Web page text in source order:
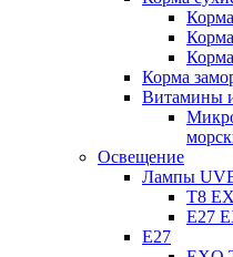
Корма
Витамины
Освещение
Лампы
Т8
Е27
Е27